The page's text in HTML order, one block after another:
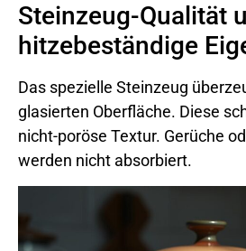
Steinzeug-Qualität
hitzebeständige
Das spezielle Steinzeug
glasierten Oberfläche. Diese
nicht-poröse Textur. Gerüche
werden nicht absorbiert.